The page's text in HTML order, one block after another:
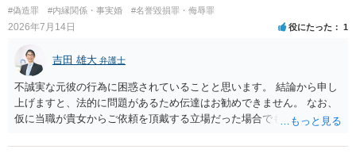
つです。
#偽造罪 #内縁関係・事実婚 #名誉毀損罪・侮辱罪
2026年7月14日 役にたった 1
吉田 雄大 弁護士
不誠実な元彼の行為に困惑されていることと思います。 結論から申し
上げますと、法的に問題があるため伝達はお勧めできません。 なお、
仮に当職が貴女からご依頼を頂戴する立場だった場合でも、女性の夫
す。 文書偽造の事実を当該男性に伝達することは、事実上、妻が不倫